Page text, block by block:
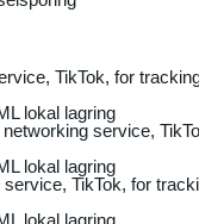
TikTok, for
lokal lagring
service,
lokal lagring
TikTok, for
lokal lagring